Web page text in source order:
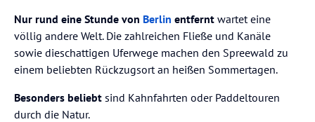
Nur rund eine Stunde von Berlin entfernt wartet eine
völlig andere Welt. Die zahlreichen Fließe und Kanäle
sowie dieschattigen Uferwege machen den Spreewald zu
einem beliebten Rückzugsort an heißen Sommertagen.
Besonders beliebt sind Kahnfahrten oder Paddeltouren
durch die Natur.